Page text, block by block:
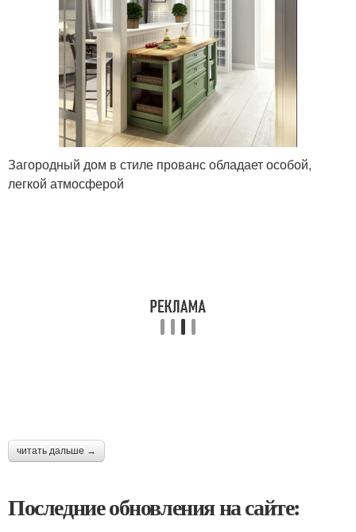
Загородный дом в стиле прованс обладает особой,
легкой атмосферой
читать дальше →
Последние обновления на сайте: